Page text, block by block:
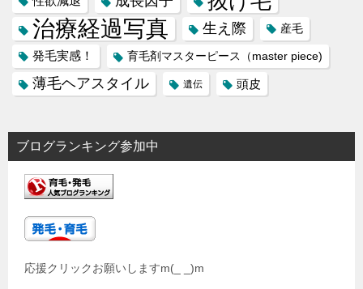
治療経過写真 生え際 産毛
発毛実感！ 育毛剤マスターピース（master piece)
薄毛ヘアスタイル 遺伝 頭皮
ブログランキング参加中
応援クリックお願いしますm(_ _)m